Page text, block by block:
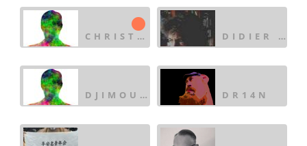
CHRISTOPH DIDIER MOULINIER
DJIMOUNE DR14N